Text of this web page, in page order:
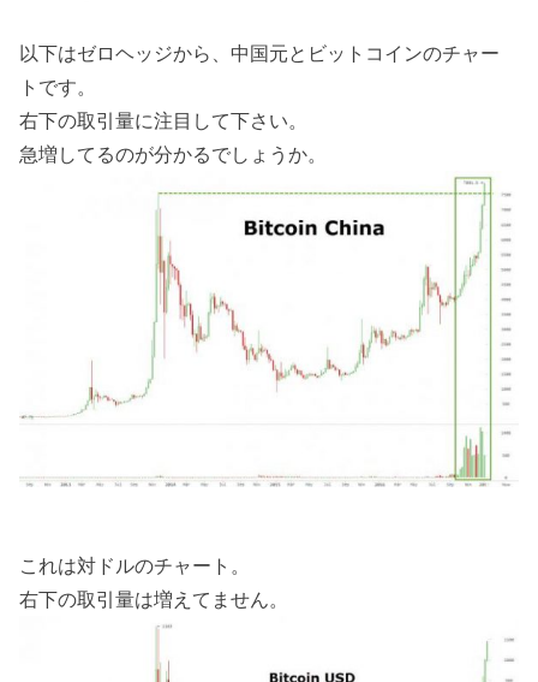
以下はゼロヘッジから、中国元とビットコインのチャー
トです。
右下の取引量に注目して下さい。
急増してるのが分かるでしょうか。
これは対ドルのチャート。
右下の取引量は増えてません。